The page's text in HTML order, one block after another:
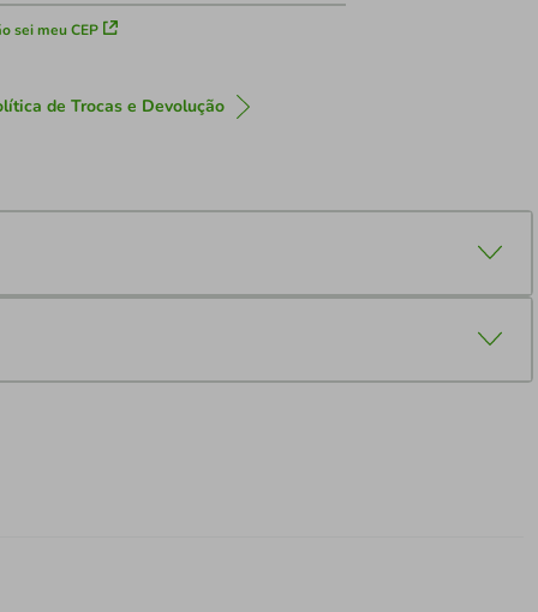
sei meu CEP
de Trocas e Devolução